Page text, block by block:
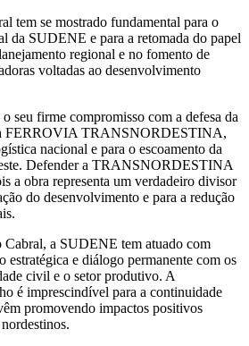
tem se mostrado fundamental para o
da SUDENE e para a retomada do papel
regional e no fomento de
voltadas ao desenvolvimento
seu firme compromisso com a defesa da
FERROVIA TRANSNORDESTINA,
nacional e para o escoamento da
Defender a TRANSNORDESTINA
a obra representa um verdadeiro divisor
do desenvolvimento e para a redução
Cabral, a SUDENE tem atuado com
estratégica e diálogo permanente com os
civil e o setor produtivo. A
é imprescindível para a continuidade
promovendo impactos positivos